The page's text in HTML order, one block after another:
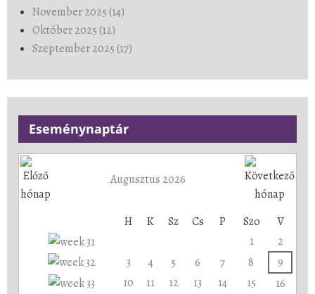
November 2025 (14)
Október 2025 (12)
Szeptember 2025 (17)
Eseménynaptár
Augusztus 2026
H K Sz Cs P Szo
V
1
2
3
4 5 6 7 8
9
10
11 12 13 14 15
16